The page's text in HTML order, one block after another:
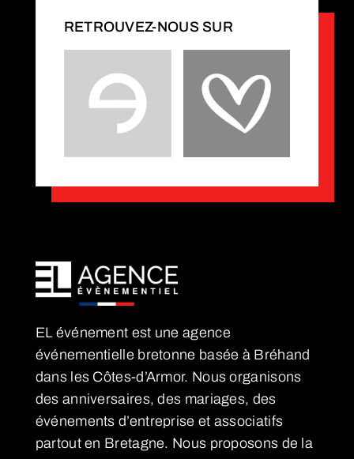
RETROUVEZ-NOUS SUR
EL événement est une agence
événementielle bretonne basée à Bréhand
dans les Côtes-d’Armor. Nous organisons
des anniversaires, des mariages, des
événements d’entreprise et associatifs
partout en Bretagne. Nous proposons de la